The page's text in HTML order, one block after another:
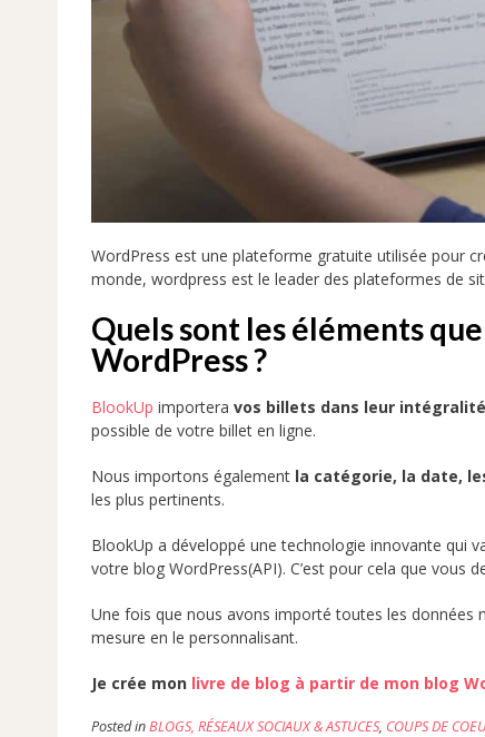
WordPress est une plateforme gratuite utilisée pour
monde, wordpress est le leader des plateformes de
Quels sont les éléments
WordPress ?
BlookUp importera vos billets dans leur intégralité
possible de votre billet en ligne.
Nous importons également la catégorie, la date,
les plus pertinents.
BlookUp a développé une technologie innovante qui
votre blog WordPress(API). C’est pour cela que vous
Une fois que nous avons importé toutes les données
mesure en le personnalisant.
Je crée mon livre de blog à partir de mon blog
Posted inBLOGS, RÉSEAUX SOCIAUX & ASTUCES, COUPS DE